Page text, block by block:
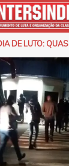
DE LUTO: